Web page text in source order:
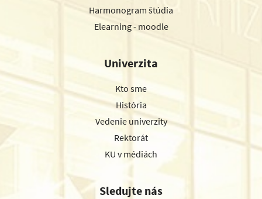
Harmonogram štúdia
Elearning - moodle
Univerzita
Kto sme
História
Vedenie univerzity
Rektorát
KU v médiách
Sledujte nás